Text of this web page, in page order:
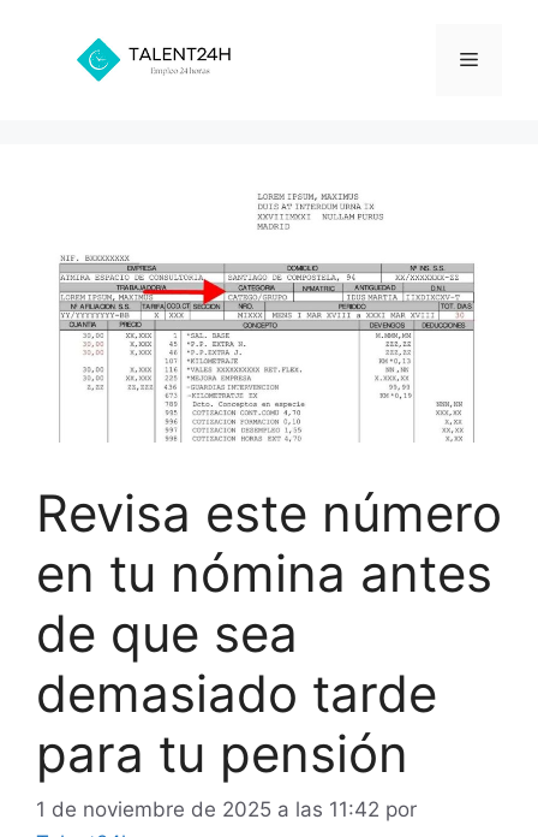
contenido
Menú
Revisa este número
en tu nómina antes
de que sea
demasiado tarde
para tu pensión
1 de noviembre de 2025 a las 11:42 por